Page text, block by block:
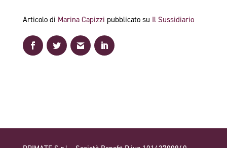
Articolo di Marina Capizzi pubblicato su Il Sussidiario